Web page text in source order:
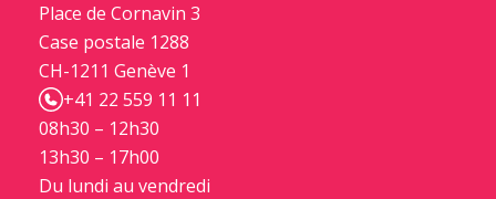
Place de Cornavin 3
Case postale 1288
CH-1211 Genève 1
+41 22 559 11 11
08h30 – 12h30
13h30 – 17h00
Du lundi au vendredi